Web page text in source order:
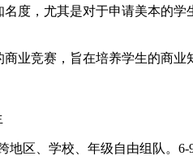
度，尤其是对于申请美本的
业竞赛，旨在培养学生的商
地区、学校、年级自由组队。